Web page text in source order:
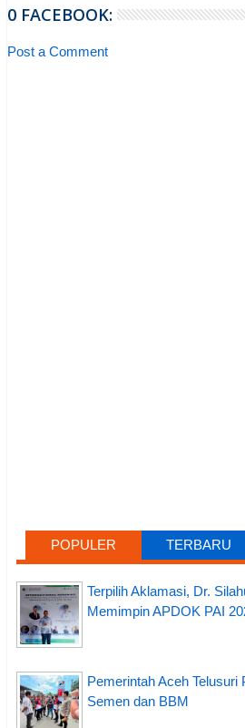
0 FACEBOOK:
Post a Comment
POPULER TERBARU
Terpilih Aklamasi, Dr.
Memimpin APDOK PAI
Pemerintah Aceh Telusuri
Semen dan BBM